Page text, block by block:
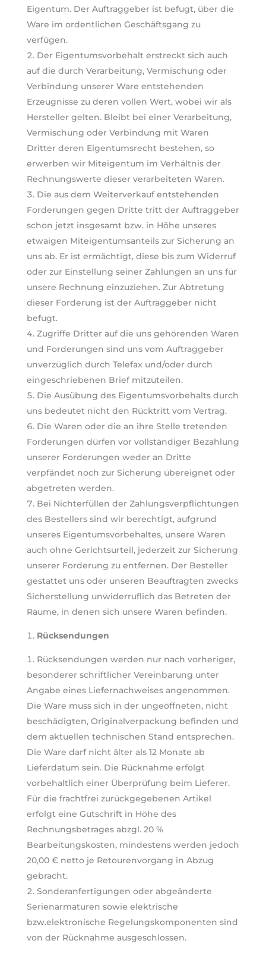
Eigentum. Der Auftraggeber ist befugt, über die
Ware im ordentlichen Geschäftsgang zu
verfügen.
Der Eigentumsvorbehalt erstreckt sich auch
auf die durch Verarbeitung, Vermischung oder
Verbindung unserer Ware entstehenden
Erzeugnisse zu deren vollen Wert, wobei wir als
Hersteller gelten. Bleibt bei einer Verarbeitung,
Vermischung oder Verbindung mit Waren
Dritter deren Eigentumsrecht bestehen, so
erwerben wir Miteigentum im Verhältnis der
Rechnungswerte dieser verarbeiteten Waren.
Die aus dem Weiterverkauf entstehenden
Forderungen gegen Dritte tritt der Auftraggeber
schon jetzt insgesamt bzw. in Höhe unseres
etwaigen Miteigentumsanteils zur Sicherung an
uns ab. Er ist ermächtigt, diese bis zum Widerruf
oder zur Einstellung seiner Zahlungen an uns für
unsere Rechnung einzuziehen. Zur Abtretung
dieser Forderung ist der Auftraggeber nicht
befugt.
Zugriffe Dritter auf die uns gehörenden Waren
und Forderungen sind uns vom Auftraggeber
unverzüglich durch Telefax und/oder durch
eingeschriebenen Brief mitzuteilen.
Die Ausübung des Eigentumsvorbehalts durch
uns bedeutet nicht den Rücktritt vom Vertrag.
Die Waren oder die an ihre Stelle tretenden
Forderungen dürfen vor vollständiger Bezahlung
unserer Forderungen weder an Dritte
verpfändet noch zur Sicherung übereignet oder
abgetreten werden.
Bei Nichterfüllen der Zahlungsverpflichtungen
des Bestellers sind wir berechtigt, aufgrund
unseres Eigentumsvorbehaltes, unsere Waren
auch ohne Gerichtsurteil, jederzeit zur Sicherung
unserer Forderung zu entfernen. Der Besteller
gestattet uns oder unseren Beauftragten zwecks
Sicherstellung unwiderruflich das Betreten der
Räume, in denen sich unsere Waren befinden.
Rücksendungen
Rücksendungen werden nur nach vorheriger,
besonderer schriftlicher Vereinbarung unter
Angabe eines Liefernachweises angenommen.
Die Ware muss sich in der ungeöffneten, nicht
beschädigten, Originalverpackung befinden und
dem aktuellen technischen Stand entsprechen.
Die Ware darf nicht älter als 12 Monate ab
Lieferdatum sein. Die Rücknahme erfolgt
vorbehaltlich einer Überprüfung beim Lieferer.
Für die frachtfrei zurückgegebenen Artikel
erfolgt eine Gutschrift in Höhe des
Rechnungsbetrages abzgl. 20 %
Bearbeitungskosten, mindestens werden jedoch
20,00 € netto je Retourenvorgang in Abzug
gebracht.
Sonderanfertigungen oder abgeänderte
Serienarmaturen sowie elektrische
bzw.elektronische Regelungskomponenten sind
von der Rücknahme ausgeschlossen.